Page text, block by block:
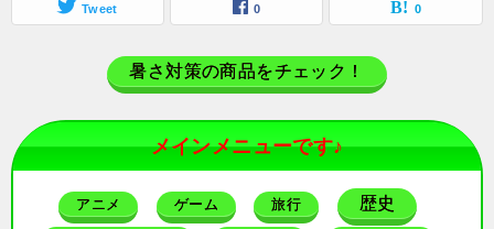
Tweet 0 0
暑さ対策の商品をチェック！
メインメニューです♪
アニメ ゲーム 旅行 歴史